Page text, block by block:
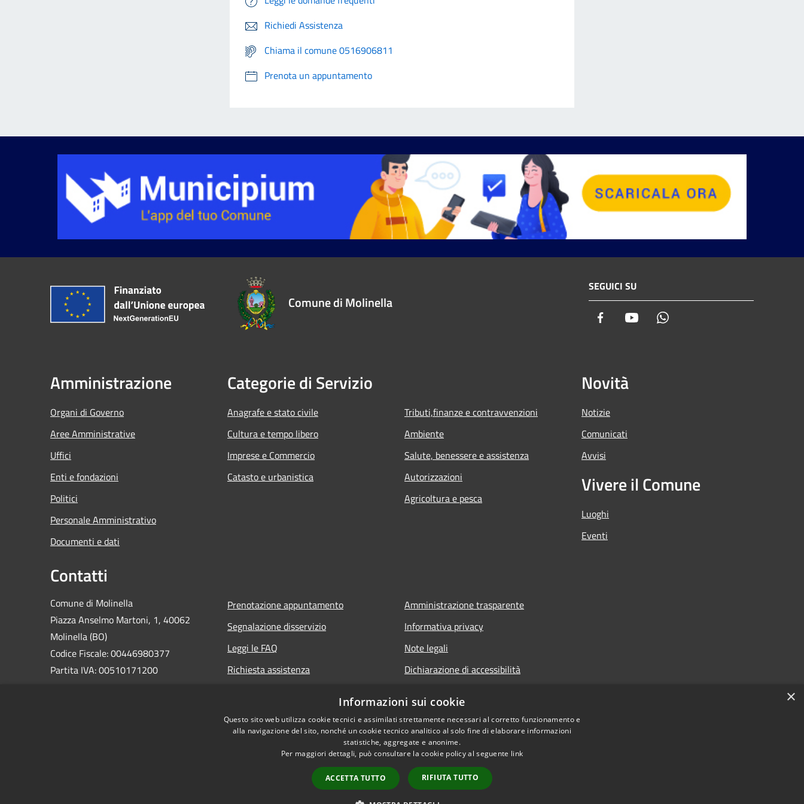
Richiedi Assistenza
Chiama il comune 0516906811
Prenota un appuntamento
Comune di Molinella
SEGUICI SU
Facebook Youtube
Amministrazione
Organi di Governo
Aree Amministrative
Uffici
Enti e fondazioni
Politici
Personale Amministrativo
Documenti e dati
Categorie di Servizio
Anagrafe e stato civile
Cultura e tempo libero
Imprese e Commercio
Catasto e urbanistica
Tributi,finanze e contravvenzioni
Ambiente
Salute, benessere e assistenza
Autorizzazioni
Agricoltura e pesca
Novità
Notizie
Comunicati
Avvisi
Vivere il Comune
Luoghi
Eventi
Contatti
Comune di Molinella
Piazza Anselmo Martoni, 1, 40062
Molinella (BO)
Codice Fiscale: 00446980377
Partita IVA: 00510171200
Prenotazione appuntamento
Segnalazione disservizio
Leggi le FAQ
Richiesta assistenza
Amministrazione trasparente
Informativa privacy
Note legali
Dichiarazione di accessibilità
×
Informazioni sui cookie
Questo sito web utilizza cookie tecnici e assimilati strettamente necessari al corretto funzionamento e
alla navigazione del sito, nonché un cookie tecnico analitico al solo fine di elaborare informazioni
statistiche, aggregate e anonime.
Per maggiori dettagli, può consultare la cookie policy al seguente link
ACCETTA TUTTO RIFIUTA TUTTO